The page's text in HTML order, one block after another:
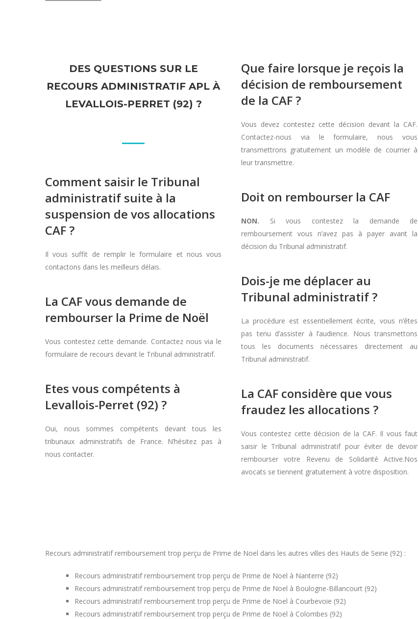
DES QUESTIONS SUR LE
RECOURS ADMINISTRATIF APL À
LEVALLOIS-PERRET (92) ?
Comment saisir le Tribunal
administratif suite à la
suspension de vos allocations
CAF ?
Il vous suffit de remplir le formulaire et nous vous
contactons dans les meilleurs délais.
La CAF vous demande de
rembourser la Prime de Noël
Vous contestez cette demande. Contactez nous via le
formulaire de recours devant le Tribunal administratif.
Etes vous compétents à
Levallois-Perret (92) ?
Oui, nous sommes compétents devant tous les
tribunaux administratifs de France. N’hésitez pas à
nous contacter.
Que faire lorsque je reçois la
décision de remboursement
de la CAF ?
Vous devez contestez cette décision devant la CAF.
Contactez-nous via le formulaire, nous vous
transmettrons gratuitement un modèle de courrier à
leur transmettre.
Doit on rembourser la CAF
NON. Si vous contestez la demande de
remboursement vous n’avez pas à payer avant la
décision du Tribunal administratif.
Dois-je me déplacer au
Tribunal administratif ?
La procédure est essentiellement écrite, vous n’êtes
pas tenu d’assister à l’audience. Nous transmettons
tous les documents nécessaires directement au
Tribunal administratif.
La CAF considère que vous
fraudez les allocations ?
Vous contestez cette décision de la CAF. Il vous faut
saisir le Tribunal administratif pour éviter de devoir
rembourser votre Revenu de Solidarité Active.Nos
avocats se tiennent gratuitement à votre disposition.
Recours administratif remboursement trop perçu de Prime de Noel dans les autres villes des Hauts de Seine (92) :
Recours administratif remboursement trop perçu de Prime de Noel à Nanterre (92)
Recours administratif remboursement trop perçu de Prime de Noel à Boulogne-Billancourt (92)
Recours administratif remboursement trop perçu de Prime de Noel à Courbevoie (92)
Recours administratif remboursement trop perçu de Prime de Noel à Colombes (92)